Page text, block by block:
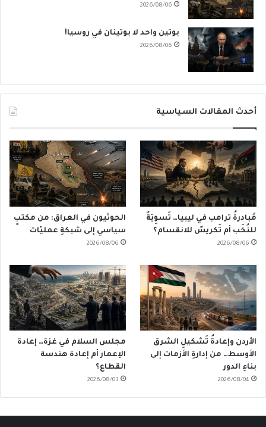
2026/08/06
بوتين واحد لا بوتينان في روسيا!
2026/08/06
أحدث المقالات السياسية
مُبادرةُ ترامب في ليبيا… تَسوِيَةٌ
للنُخَب أم تَكريسٌ للانقسام؟
2026/08/06
الحوثيون في العراق: من مكتبٍ
سياسي إلى شبكةِ عمليّات
2026/08/06
الأردن وإعادةُ تَشكيلِ الشرق
الأوسط… من إدارةِ الأزمات إلى
بناءِ الدور
2026/08/04
مجلس السلام في غزة… إعادة
الإعمار أم إعادة هندسة
القطاع؟
2026/08/03